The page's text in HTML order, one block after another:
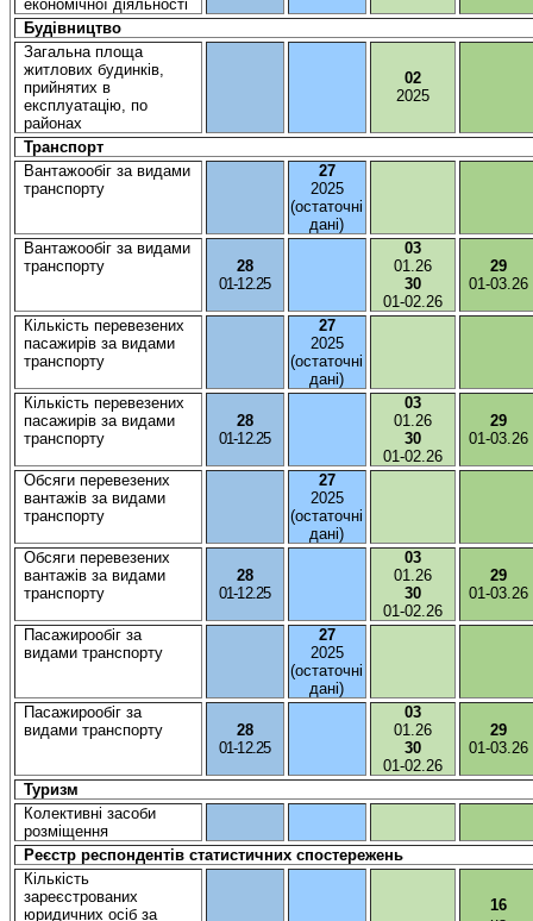
економічної діяльності
Будівництво
Загальна площа
житлових будинків,
прийнятихв
експлуатацію, по
районах
02
2025
Транспорт
Вантажообігза видами
транспорту
27
2025
(остаточні
дані)
Вантажообігза видами
транспорту
28
01-12.25
03
01.26
30
01-02.26
29
01-03.26
Кількість перевезених
пасажирівза видами
транспорту
27
2025
(остаточні
дані)
Кількість перевезених
пасажирівза видами
транспорту
28
01-12.25
03
01.26
30
01-02.26
29
01-03.26
Обсяги перевезених
вантажівза видами
транспорту
27
2025
(остаточні
дані)
Обсяги перевезених
вантажівза видами
транспорту
28
01-12.25
03
01.26
30
01-02.26
29
01-03.26
Пасажирообігза
видами транспорту
27
2025
(остаточні
дані)
Пасажирообігза
видами транспорту
28
01-12.25
03
01.26
30
01-02.26
29
01-03.26
Туризм
Колективні засоби
розміщення
Реєстр респондентів статистичних спостережень
Кількість
зареєстрованих
юридичних осібза
16